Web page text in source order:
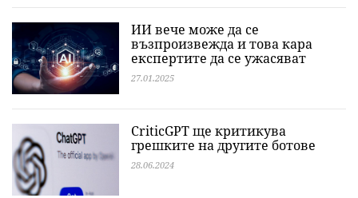
ИИ вече може да се
възпроизвежда и това кара
експертите да се ужасяват
27.01.2025
CriticGPT ще критикува
грешките на другите ботове
28.06.2024